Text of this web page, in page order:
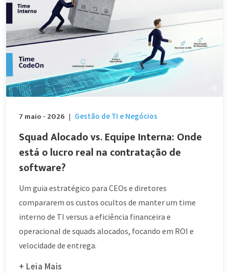
7 maio - 2026 | Gestão de TI e Negócios
Squad Alocado vs. Equipe Interna: Onde
está o lucro real na contratação de
software?
Um guia estratégico para CEOs e diretores
compararem os custos ocultos de manter um time
interno de TI versus a eficiência financeira e
operacional de squads alocados, focando em ROI e
velocidade de entrega.
+ Leia Mais